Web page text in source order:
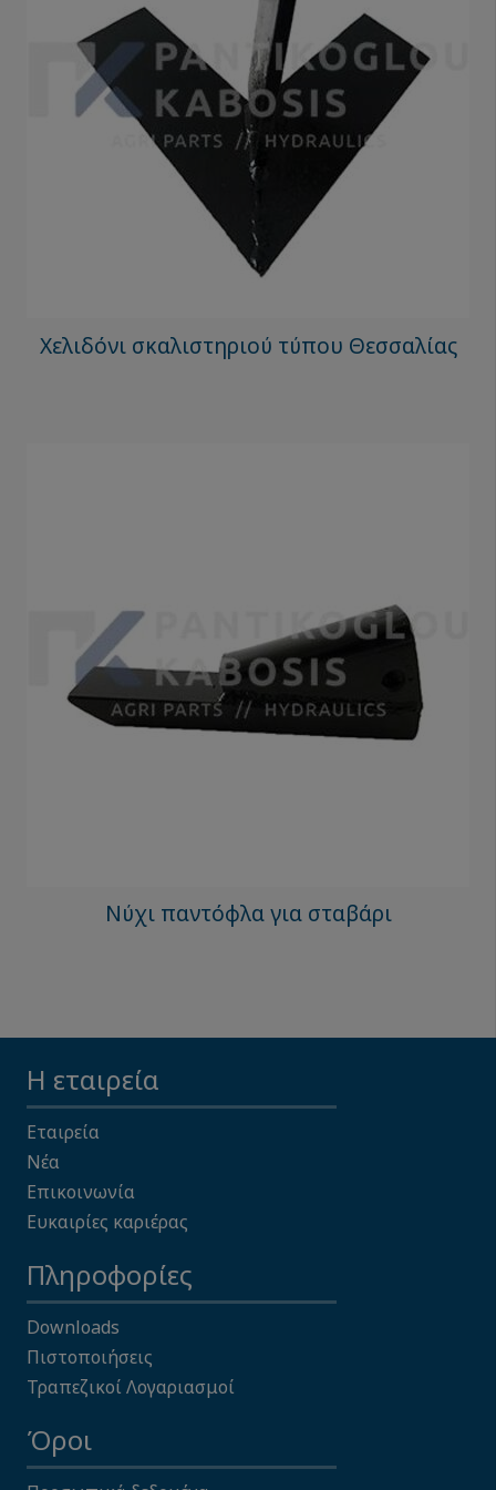
Χελιδόνι σκαλιστηριού τύπου Θεσσαλίας
Νύχι παντόφλα για σταβάρι
Η εταιρεία
Εταιρεία
Νέα
Επικοινωνία
Ευκαιρίες καριέρας
Πληροφορίες
Downloads
Πιστοποιήσεις
Τραπεζικοί Λογαριασμοί
Όροι